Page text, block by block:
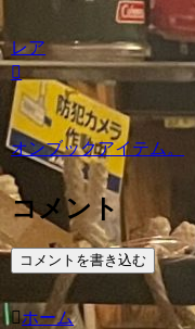
レア
オンブックアイテム。
コメント
コメントを書き込む
ホーム